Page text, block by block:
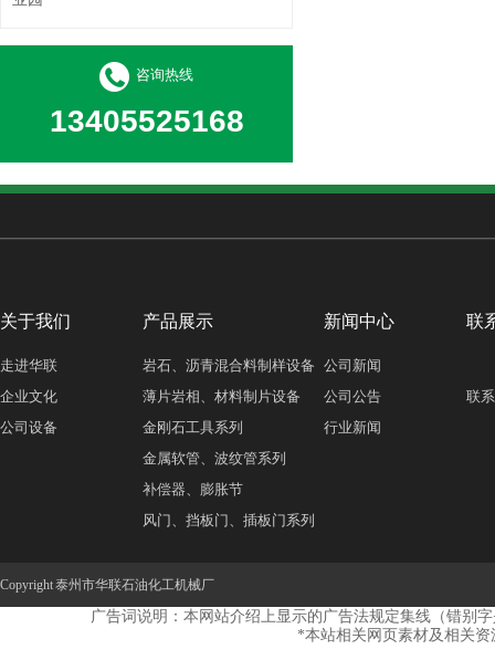
咨询热线
13405525168
关于我们
走进华联
企业文化
公司设备
产品展示
岩石、沥青混合料制样设备
薄片岩相、材料制片设备
金刚石工具系列
金属软管、波纹管系列
补偿器、膨胀节
风门、挡板门、插板门系列
新闻中心
公司新闻
公司公告
行业新闻
联
联
Copyright 泰州市华联石油化工机械厂
广告词说明：本网站介绍上显示的广告法规定集线（错别
*本站相关网页素材及相关